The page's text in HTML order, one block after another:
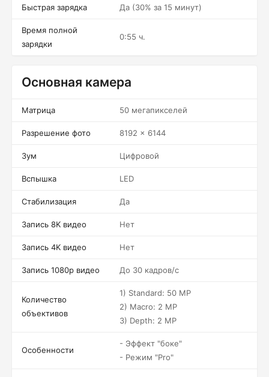
Быстрая зарядка Да (30% за 15 минут)
Время полной
зарядки
0:55 ч.
Основная камера
Матрица 50 мегапикселей
Разрешение фото 8192 x 6144
Зум Цифровой
Вспышка LED
Стабилизация Да
Запись 8K видео Нет
Запись 4K видео Нет
Запись 1080p видео До 30 кадров/c
Количество
объективов
1) Standard: 50 MP
2) Macro: 2 MP
3) Depth: 2 MP
Особенности
- Эффект "боке"
- Режим "Pro"